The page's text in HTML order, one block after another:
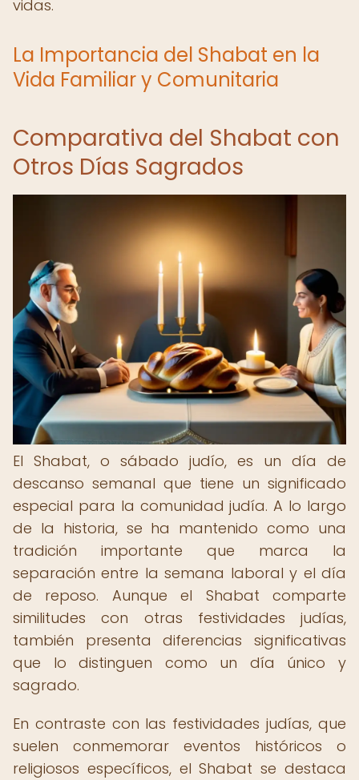
vidas.
La Importancia del Shabat en la
Vida Familiar y Comunitaria
Comparativa del Shabat con
Otros Días Sagrados
El Shabat, o sábado judío, es un día de
descanso semanal que tiene un significado
especial para la comunidad judía. A lo largo
de la historia, se ha mantenido como una
tradición importante que marca la
separación entre la semana laboral y el día
de reposo. Aunque el Shabat comparte
similitudes con otras festividades judías,
también presenta diferencias significativas
que lo distinguen como un día único y
sagrado.
En contraste con las festividades judías, que
suelen conmemorar eventos históricos o
religiosos específicos, el Shabat se destaca